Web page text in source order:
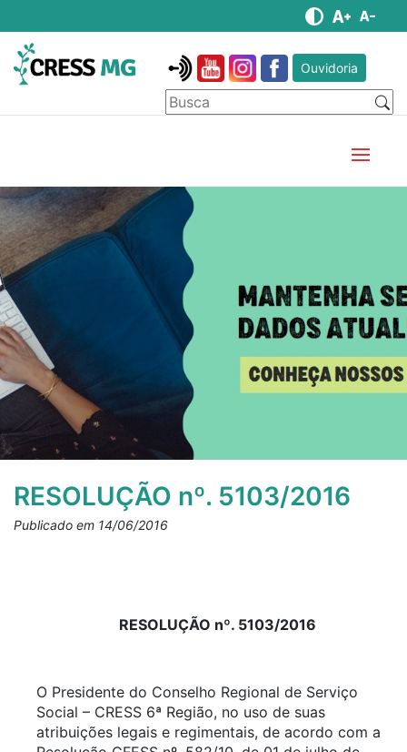
Ouvidoria
RESOLUÇÃO nº. 5103/2016
Publicado em 14/06/2016
RESOLUÇÃO nº. 5103/2016
O Presidente do Conselho Regional de Serviço
Social – CRESS 6ª Região, no uso de suas
atribuições legais e regimentais, de acordo com a